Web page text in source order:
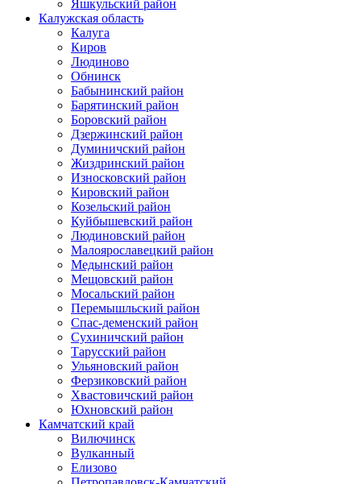
Яшкульский район
Калужская область
Калуга
Киров
Людиново
Обнинск
Бабынинский район
Барятинский район
Боровский район
Дзержинский район
Думиничский район
Жиздринский район
Износковский район
Кировский район
Козельский район
Куйбышевский район
Людиновский район
Малоярославецкий район
Медынский район
Мещовский район
Мосальский район
Перемышльский район
Спас-деменский район
Сухиничский район
Тарусский район
Ульяновский район
Ферзиковский район
Хвастовичский район
Юхновский район
Камчатский край
Вилючинск
Вулканный
Елизово